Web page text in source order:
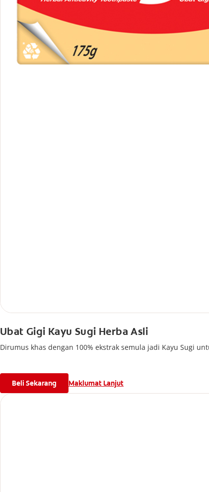
Ubat Gigi Kayu Sugi Herba Asli
Dirumus khas dengan 100% ekstrak semula jadi Kayu Sugi
Beli Sekarang Maklumat Lanjut